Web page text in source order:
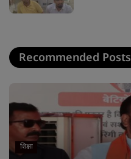
Recommended Posts
शिक्षा